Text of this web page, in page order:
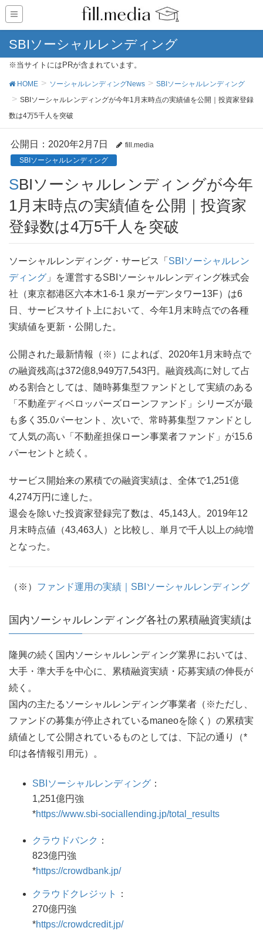
SBIソーシャルレンディング
※当サイトにはPRが含まれています。
HOME ソーシャルレンディングNews
SBIソーシャルレンディング
SBIソーシャルレンディングが今年1月末時点の実績値を公開｜投資家登録
数は4万5千人を突破
公開日： 2020年2月7日
fill.media
SBIソーシャルレンディング
SBIソーシャルレンディングが今年
1月末時点の実績値を公開｜投資家
登録数は4万5千人を突破
ソーシャルレンディング・サービス「 SBIソーシャルレン
ディング 」を運営するSBIソーシャルレンディング株式会
社（東京都港区六本木1-6-1 泉ガーデンタワー13F）は6
日、サービスサイト上において、今年1月末時点での各種
実績値を更新・公開した。
公開された最新情報（※）によれば、2020年1月末時点で
の融資残高は372億8,949万7,543円。融資残高に対して占
める割合としては、随時募集型ファンドとして実績のある
「不動産ディベロッパーズローンファンド」シリーズが最
も多く35.0パーセント、次いで、常時募集型ファンドとし
て人気の高い「不動産担保ローン事業者ファンド」が15.6
パーセントと続く。
サービス開始来の累積での融資実績は、全体で1,251億
4,274万円に達した。
退会を除いた投資家登録完了数は、45,143人。2019年12
月末時点値（43,463人）と比較し、単月で千人以上の純増
となった。
（※） ファンド運用の実績｜SBIソーシャルレンディング
国内ソーシャルレンディング各社の累積融資実績は
隆興の続く国内ソーシャルレンディング業界においては、
大手・準大手を中心に、累積融資実績・応募実績の伸長が
続く。
国内の主たるソーシャルレンディング事業者（※ただし、
ファンドの募集が停止されているmaneoを除く）の累積実
績値として公開されているものとしては、下記の通り（*
印は各情報引用元）。
SBIソーシャルレンディング ：
1,251億円強
*https://www.sbi-sociallending.jp/total_results
クラウドバンク ：
823億円強
*https://crowdbank.jp/
クラウドクレジット
：
270億円強
*https://crowdcredit.jp/